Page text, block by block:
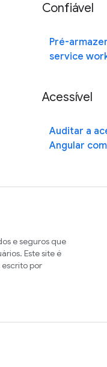
Confiável
Pré-
service
Acessível
Auditar a
Angular
e seguros que
Este site é
por